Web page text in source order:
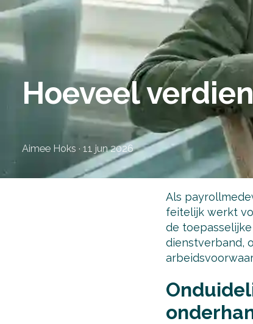
Hoeveel
Aimee Hoks · 11 jun 2026
Als
feitelijk werkt
de
dienstverband,